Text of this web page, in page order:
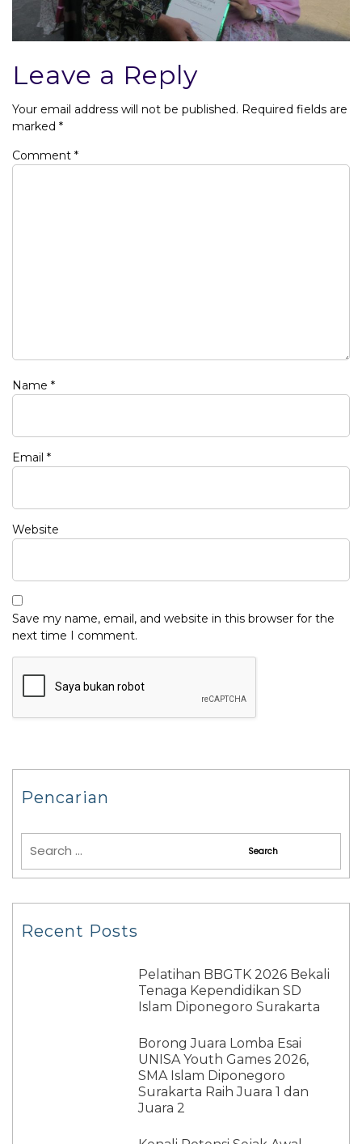
Leave a Reply
Your email address will not be published. Required fields are
marked *
Comment *
Name *
Email *
Website
Save my name, email, and website in this browser for the
next time I comment.
Pencarian
Recent Posts
Pelatihan BBGTK 2026 Bekali
Tenaga Kependidikan SD
Islam Diponegoro Surakarta
Borong Juara Lomba Esai
UNISA Youth Games 2026,
SMA Islam Diponegoro
Surakarta Raih Juara 1 dan
Juara 2